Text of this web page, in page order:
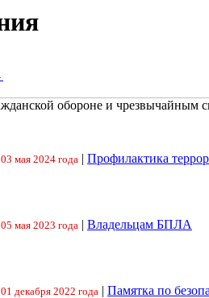
обороне и чрезвычайным
03 мая 2024 года | Профилактика
05 мая 2023 года | Владельцам БПЛА
01 декабря 2022 года | Памятка по